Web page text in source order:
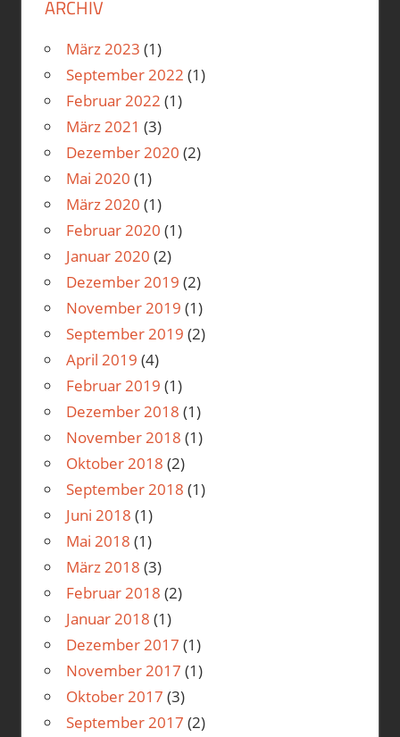
ARCHIV
März 2023 (1)
September 2022 (1)
Februar 2022 (1)
März 2021 (3)
Dezember 2020 (2)
Mai 2020 (1)
März 2020 (1)
Februar 2020 (1)
Januar 2020 (2)
Dezember 2019 (2)
November 2019 (1)
September 2019 (2)
April 2019 (4)
Februar 2019 (1)
Dezember 2018 (1)
November 2018 (1)
Oktober 2018 (2)
September 2018 (1)
Juni 2018 (1)
Mai 2018 (1)
März 2018 (3)
Februar 2018 (2)
Januar 2018 (1)
Dezember 2017 (1)
November 2017 (1)
Oktober 2017 (3)
September 2017 (2)